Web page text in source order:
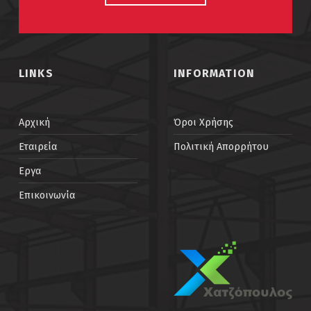
LINKS
Αρχική
Εταιρεία
Εργα
Επικοινωνία
INFORMATION
Όροι Χρήσης
Πολιτική Απορρήτου